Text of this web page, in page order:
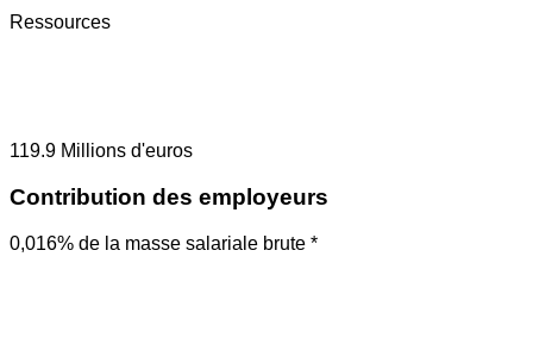
Ressources
119.9 Millions d'euros
Contribution des employeurs
0,016% de la masse salariale brute *